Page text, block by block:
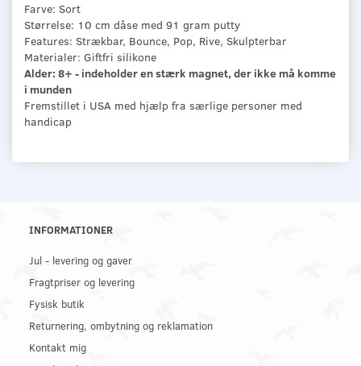
Farve: Sort
Størrelse: 10 cm dåse med 91 gram putty
Features: Strækbar, Bounce, Pop, Rive, Skulpterbar
Materialer: Giftfri silikone
Alder: 8+ - indeholder en stærk magnet, der ikke må komme
i munden
Fremstillet i USA med hjælp fra særlige personer med
handicap
INFORMATIONER
Jul - levering og gaver
Fragtpriser og levering
Fysisk butik
Returnering, ombytning og reklamation
Kontakt mig